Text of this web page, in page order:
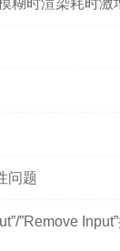
问题
”Remove